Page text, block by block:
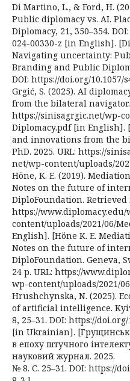
Di Martino, L., & Ford, H.
Public diplomacy vs. AI.
Diplomacy, 21, 350–354.
024-00330-z [in English].
Navigating uncertainty:
Branding and Public
DOI: https://doi.org/10.1057/
Grgić, S. (2025). AI
from the bilateral navigator.
https://sinisagrgic.net/wp-
Diplomacy.pdf [in English].
and innovations from the
PhD. 2025. URL: https://
net/wp-content/uploads/
Höne, K. E. (2019).
Notes on the future of
DiploFoundation. Retrieved
https://www.diplomacy.edu/
content/uploads/2021/06/
English]. [Höne K. E.
Notes on the future of
DiploFoundation. Geneva,
24 p. URL: https://
wp-content/uploads/2021/
Hrushchynska, N. (2025).
of artificial intelligence.
8, 25–31. DOI: https://
[in Ukrainian].
в епоху штучного
науковий журнал. 2025.
№ 8. С. 25–31. DOI: https://